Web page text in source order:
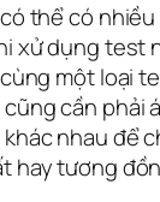
thể có
xử dụng test
một loại
cần phải
nhau để
hay tương